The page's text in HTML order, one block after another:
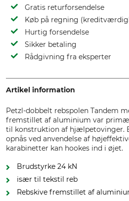
Gratis returforsendelse
Køb på regning
Hurtig forsendelse
Sikker betaling
Rådgivning fra eksperter
Artikel information
Petzl-dobbelt rebspolen Tandem
fremstillet af aluminium var
til konstruktion af hjælpetovinger.
opnås ved anvendelse af
karabinetter kan hookes ind i øjet.
Brudstyrke 24 kN
især til tekstil reb
Rebskive fremstillet af